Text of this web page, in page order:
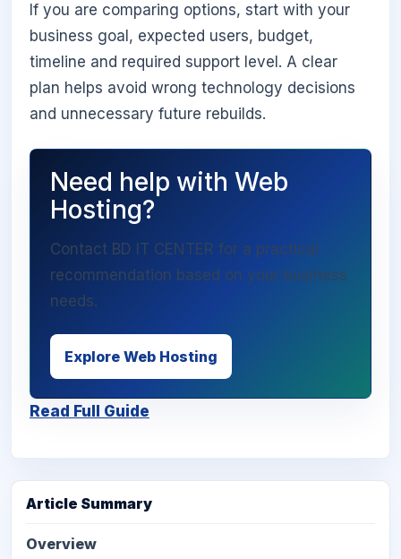
If you are comparing options, start with your
business goal, expected users, budget,
timeline and required support level. A clear
plan helps avoid wrong technology decisions
and unnecessary future rebuilds.
Need help with Web
Hosting?
Contact BD IT CENTER for a practical
recommendation based on your business
needs.
Explore Web Hosting
Read Full Guide
Article Summary
Overview